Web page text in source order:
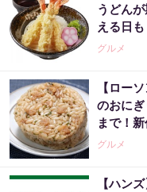
うどん
える日も
グルメ
【ロー
のおに
まで！
グルメ
【ハン